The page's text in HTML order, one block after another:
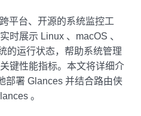
平台、开源的系统监控工
时展示 Linux 、macOS 、
的运行状态，帮助系统管理
键性能指标。本文将详细介
部署 Glances 并结合路由侠
。